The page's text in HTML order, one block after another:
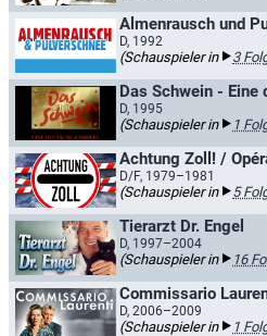
Almenrausch und
D, 1992
(Schauspieler in 3
Das Schwein - Eine
D, 1995
(Schauspieler in 1
Achtung Zoll! /
D/F, 1979–1981
(Schauspieler in 5
Tierarzt Dr. Engel
D, 1997–2004
(Schauspieler in 16
Commissario
D, 2006–2009
(Schauspieler in 1